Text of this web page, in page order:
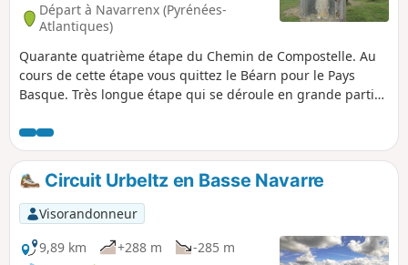
Départ à Navarrenx (Pyrénées-
Atlantiques)
Quarante quatrième étape du Chemin de Compostelle. Au
cours de cette étape vous quittez le Béarn pour le Pays
Basque. Très longue étape qui se déroule en grande partie
bois. Compte tenu que vous ne traversez pas de gros
village, il est donc préférable de prévoir le ravitaillement au
départ.Circuit Urbeltz en Basse Navarre
Visorandonneur
9,89 km
+288 m
-285 m